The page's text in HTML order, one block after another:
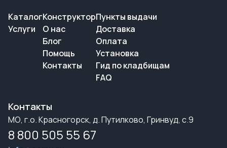
Каталог
Услуги
Конструктор
О нас
Блог
Помощь
Контакты
Пункты выдачи
Доставка
Оплата
Установка
Гид по кладбищам
FAQ
Контакты
МО, г.о. Красногорск, д. Путилково, Гринвуд, с.9
8 800 505 55 67